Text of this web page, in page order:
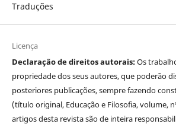
Traduções
Licença
Declaração de direitos autorais:Os
propriedade dos seus autores, que poderão
posteriores publicações, sempre fazendo
(título original, Educação e Filosofia, volume,
artigos desta revista são de inteira